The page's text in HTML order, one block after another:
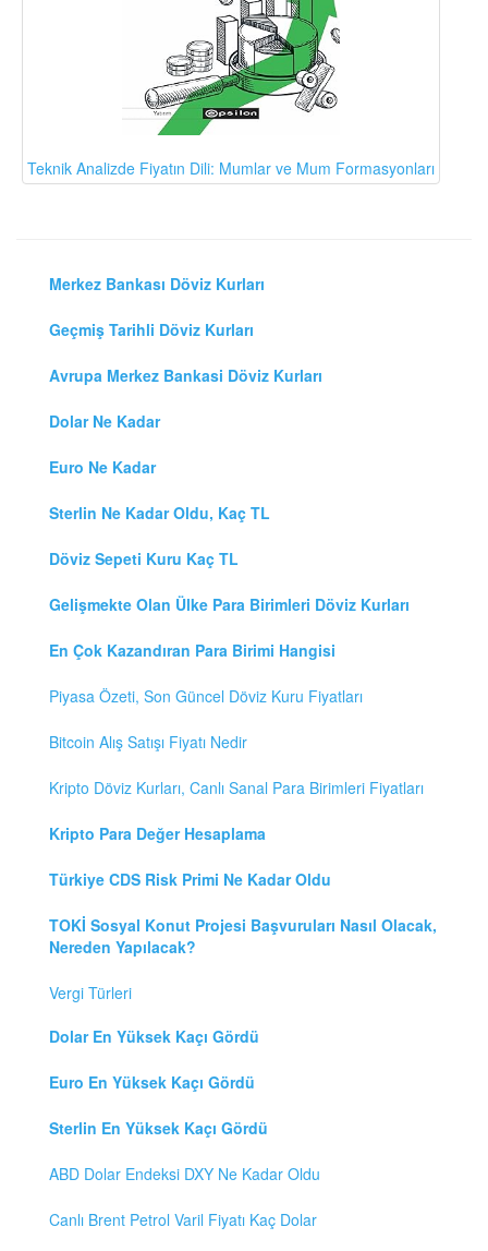
Teknik Analizde Fiyatın Dili: Mumlar ve Mum Formasyonları
Merkez Bankası Döviz Kurları
Geçmiş Tarihli Döviz Kurları
Avrupa Merkez Bankasi Döviz Kurları
Dolar Ne Kadar
Euro Ne Kadar
Sterlin Ne Kadar Oldu, Kaç TL
Döviz Sepeti Kuru Kaç TL
Gelişmekte Olan Ülke Para Birimleri Döviz Kurları
En Çok Kazandıran Para Birimi Hangisi
Piyasa Özeti, Son Güncel Döviz Kuru Fiyatları
Bitcoin Alış Satışı Fiyatı Nedir
Kripto Döviz Kurları, Canlı Sanal Para Birimleri Fiyatları
Kripto Para Değer Hesaplama
Türkiye CDS Risk Primi Ne Kadar Oldu
TOKİ Sosyal Konut Projesi Başvuruları Nasıl Olacak,
Nereden Yapılacak?
Vergi Türleri
Dolar En Yüksek Kaçı Gördü
Euro En Yüksek Kaçı Gördü
Sterlin En Yüksek Kaçı Gördü
ABD Dolar Endeksi DXY Ne Kadar Oldu
Canlı Brent Petrol Varil Fiyatı Kaç Dolar